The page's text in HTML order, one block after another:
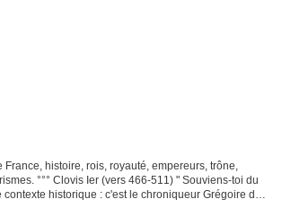
France, histoire, rois, royauté, empereurs, trône,
°°° Clovis Ier (vers 466-511) " Souviens-toi du
historique : c'est le chroniqueur Grégoire de